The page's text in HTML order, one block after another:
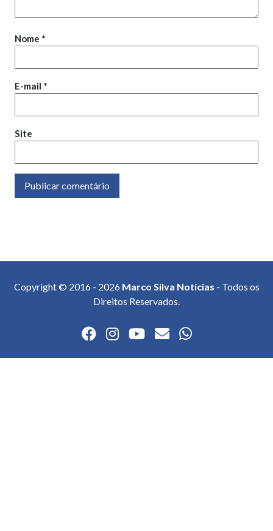
Nome *
E-mail *
Site
Copyright © 2016 - 2026 Marco Silva Notícias - Todos os
Direitos Reservados.